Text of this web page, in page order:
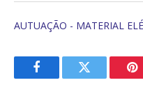
AUTUAÇÃO - MATERIAL
FacebookTwitter